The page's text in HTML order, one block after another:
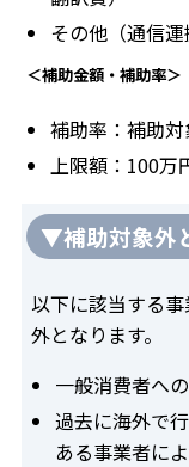
その他（通信運
＜補助金額・補助率＞
補助率：補助
上限額：100万
▼補助対象外
以下に該当する
外となります。
一般消費者へ
過去に海外で
ある事業者によ